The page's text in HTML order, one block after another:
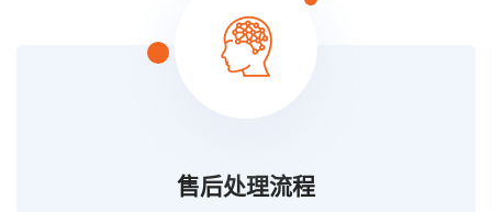
售后处理流程